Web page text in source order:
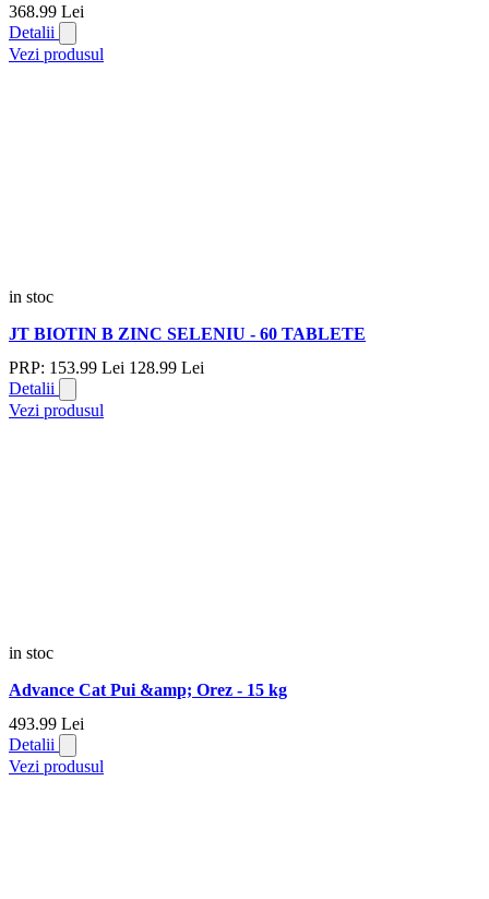
368.99 Lei
Detalii
Vezi produsul
in stoc
JT BIOTIN B ZINC SELENIU - 60 TABLETE
PRP: 153.99 Lei 128.99 Lei
Detalii
Vezi produsul
in stoc
Advance Cat Pui &amp; Orez - 15 kg
493.99 Lei
Detalii
Vezi produsul